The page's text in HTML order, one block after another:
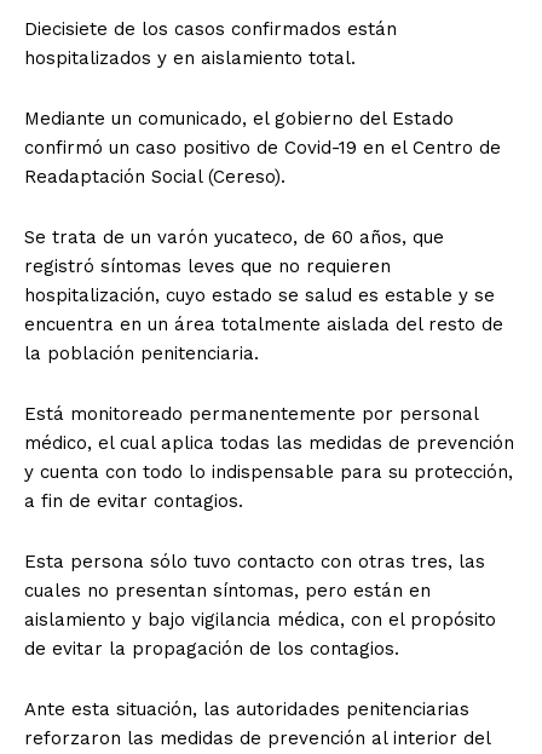
Diecisiete de los casos confirmados están
hospitalizados y en aislamiento total.
Mediante un comunicado, el gobierno del Estado
confirmó un caso positivo de Covid-19 en el Centro de
Readaptación Social (Cereso).
Se trata de un varón yucateco, de 60 años, que
registró síntomas leves que no requieren
hospitalización, cuyo estado se salud es estable y se
encuentra en un área totalmente aislada del resto de
la población penitenciaria.
Está monitoreado permanentemente por personal
médico, el cual aplica todas las medidas de prevención
y cuenta con todo lo indispensable para su protección,
a fin de evitar contagios.
Esta persona sólo tuvo contacto con otras tres, las
cuales no presentan síntomas, pero están en
aislamiento y bajo vigilancia médica, con el propósito
de evitar la propagación de los contagios.
Ante esta situación, las autoridades penitenciarias
reforzaron las medidas de prevención al interior del